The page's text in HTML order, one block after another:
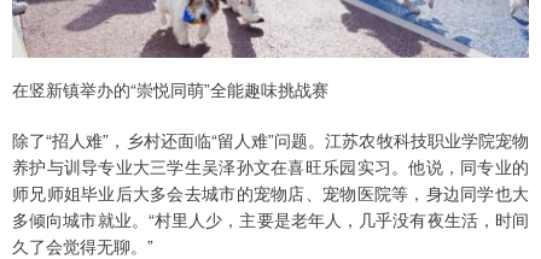
在竖新镇举办的“崇悦同萌”全能趣味挑战赛
除了“招人难”，乡村还面临“留人难”问题。江苏农牧科技职业学院宠物
养护与训导专业大三学生吴泽孙文在喜旺乐园实习。他说，同专业的
师兄师姐毕业后大多会去城市的宠物店、宠物医院等，身边同学也大
多倾向城市就业。“村里人少，主要是老年人，几乎没有夜生活，时间
久了会觉得无聊。”